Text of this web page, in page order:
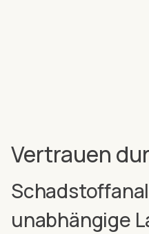
Vertrauen
unabhängige